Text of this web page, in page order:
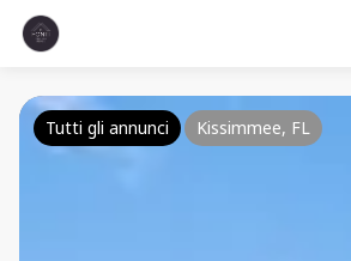
Tutti gli annunci Kissimmee, FL